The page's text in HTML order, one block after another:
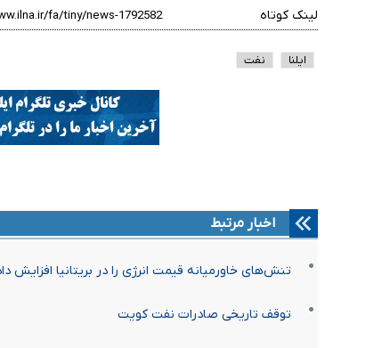
لینک کوتاه
ایلنا نفت
اخبار مرتبط
تنش‌های خاورمیانه قیمت انرژی را در بریتانیا افزایش
توقف تاریخی صادرات نفت کویت